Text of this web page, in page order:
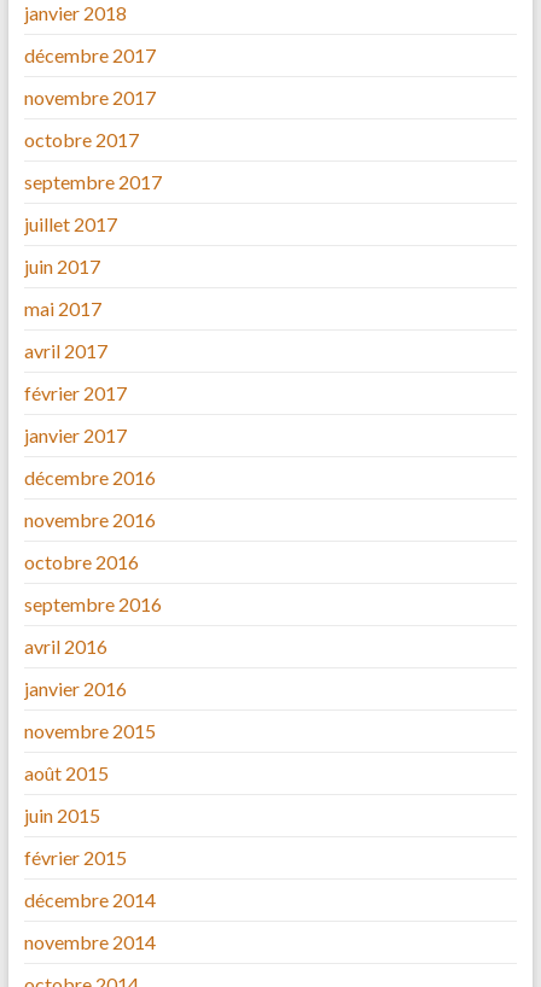
janvier 2018
décembre 2017
novembre 2017
octobre 2017
septembre 2017
juillet 2017
juin 2017
mai 2017
avril 2017
février 2017
janvier 2017
décembre 2016
novembre 2016
octobre 2016
septembre 2016
avril 2016
janvier 2016
novembre 2015
août 2015
juin 2015
février 2015
décembre 2014
novembre 2014